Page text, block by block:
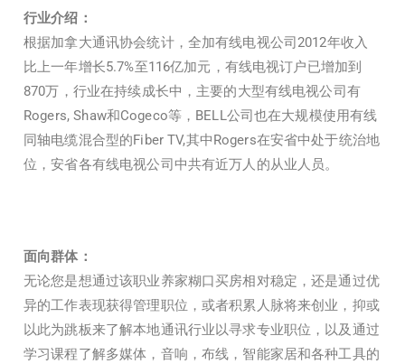
行业介绍：
根据加拿大通讯协会统计，全加有线电视公司2012年收入
比上一年增长5.7%至116亿加元，有线电视订户已增加到
870万，行业在持续成长中，主要的大型有线电视公司有
Rogers, Shaw和Cogeco等，BELL公司也在大规模使用有线
同轴电缆混合型的Fiber TV,其中Rogers在安省中处于统治地
位，安省各有线电视公司中共有近万人的从业人员。
面向群体：
无论您是想通过该职业养家糊口买房相对稳定，还是通过优
异的工作表现获得管理职位，或者积累人脉将来创业，抑或
以此为跳板来了解本地通讯行业以寻求专业职位，以及通过
学习课程了解多媒体，音响，布线，智能家居和各种工具的